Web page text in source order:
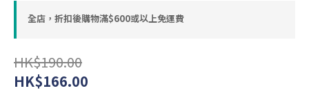
全店，折扣後購物滿$600或以上免運費
HK$190.00
HK$166.00